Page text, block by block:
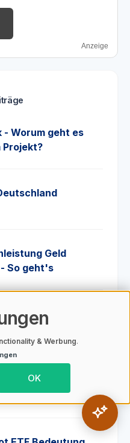
Anzeige
- Worum geht es
Projekt?
Geld
So geht's
Loss Rechner
für Anfänger:
du deine eigene
& Werbung.
OK